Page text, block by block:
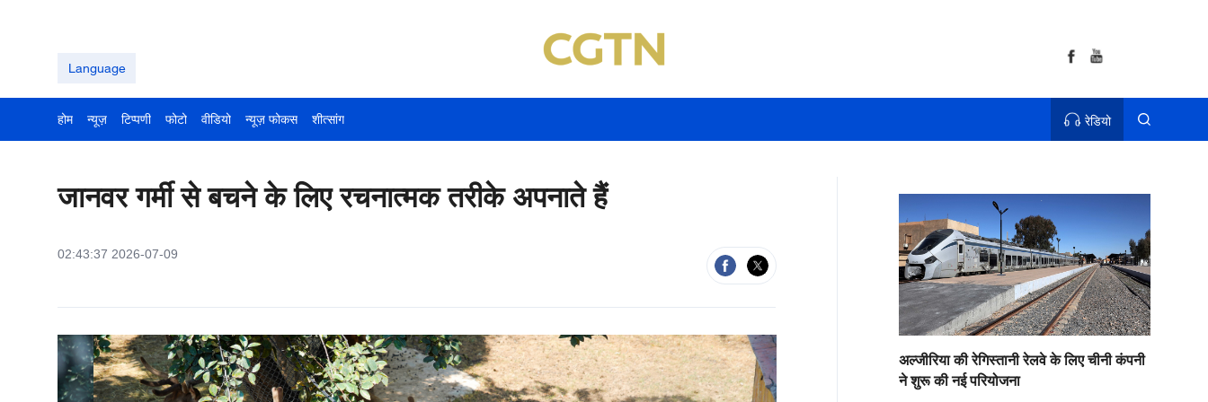
Language
होम न्यूज़ टिप्पणी फोटो वीडियो न्यूज़ फोकस शीत्सांग रेडियो
जानवर गर्मी से बचने के लिए रचनात्मक तरीके अपनाते हैं
02:43:37 2026-07-09
अल्जीरिया की रेगिस्तानी रेलवे के लिए चीनी कंपनी
ने शुरू की नई परियोजना